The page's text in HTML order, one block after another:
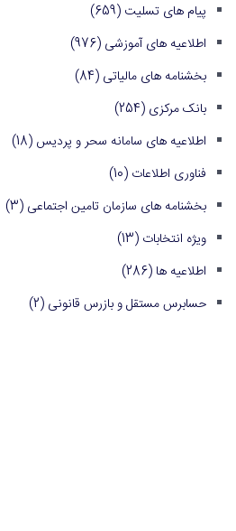
پیام های تسلیت (659)
اطلاعیه های آموزشی (976)
بخشنامه های مالیاتی (84)
بانک مرکزی (254)
اطلاعیه های سامانه سحر و پردیس (18)
فناوری اطلاعات (10)
بخشنامه های سازمان تامین اجتماعی (3)
ویژه انتخابات (13)
اطلاعیه ها (286)
حسابرس مستقل و بازرس قانونی (2)